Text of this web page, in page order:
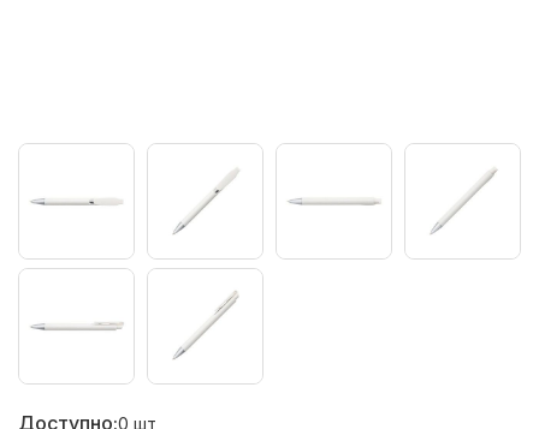
Доступно:0 шт